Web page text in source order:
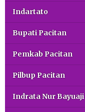
Indartato
Bupati Pacitan
Pemkab Pacitan
Pilbup Pacitan
Indrata Nur Bayuaji